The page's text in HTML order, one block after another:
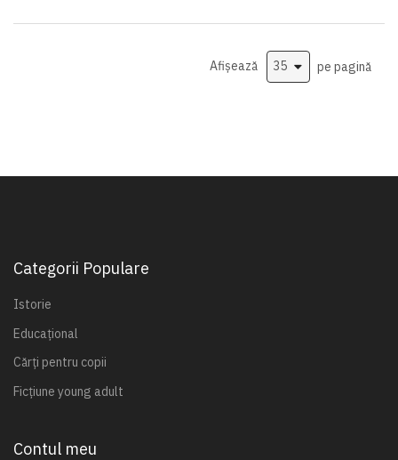
Afișează pe pagină
Categorii Populare
Istorie
Educațional
Cărți pentru copii
Ficțiune young adult
Contul meu